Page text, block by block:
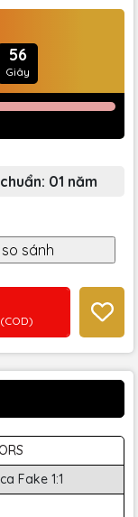
55
Giây
01 năm
Fake 1:1